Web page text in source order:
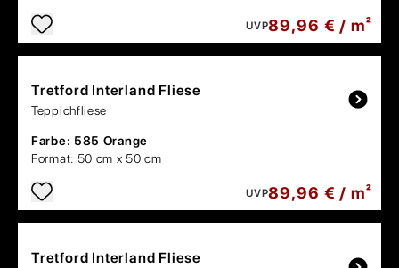
UVP89,96 € / m²
Tretford Interland Fliese
Teppichfliese
Farbe: 585 Orange
Format: 50 cm x 50 cm
UVP89,96 € / m²
Tretford Interland Fliese